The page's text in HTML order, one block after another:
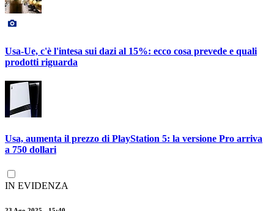
Usa-Ue, c'è l'intesa sui dazi al 15%: ecco cosa prevede e quali
prodotti riguarda
Usa, aumenta il prezzo di PlayStation 5: la versione Pro arriva
a 750 dollari
IN EVIDENZA